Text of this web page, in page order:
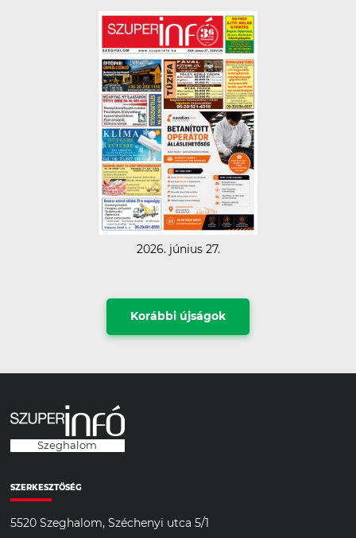
2026. június 27.
Korábbi újságok
Szeghalom
SZERKESZTŐSÉG
5520 Szeghalom, Széchenyi utca 5/1